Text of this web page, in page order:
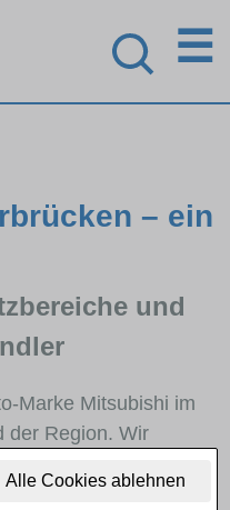
Alle Cookies ablehnen
☰
– ein
und
Marke Mitsubishi im
der Region. Wir
Mitsubishi
häufig im